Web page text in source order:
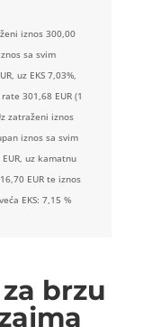
iznos 300,00
sa svim
uz EKS 7,03%,
301,68 EUR (1
zatraženi iznos
iznos sa svim
uz kamatnu
EUR te iznos
EKS: 7,15 %
brzu